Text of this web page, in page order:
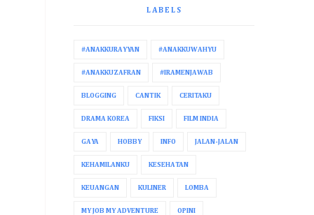
LABELS
#ANAKKURAYYAN #ANAKKUWAHYU
#ANAKKUZAFRAN #IRAMENJAWAB
BLOGGING CANTIK CERITAKU
DRAMA KOREA FIKSI FILM INDIA
GAYA HOBBY INFO JALAN-JALAN
KEHAMILANKU KESEHATAN
KEUANGAN KULINER LOMBA
MY JOB MY ADVENTURE OPINI